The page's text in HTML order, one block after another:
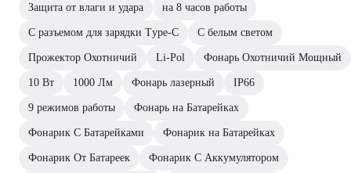
Защита от влаги и удара на 8 часов работы
С разъемом для зарядки Тype-C С белым светом
Прожектор Охотничий Li-Pol Фонарь Охотничий Мощный
10 Вт 1000 Лм Фонарь лазерный IP66
9 режимов работы Фонарь на Батарейках
Фонарик С Батарейками Фонарик на Батарейках
Фонарик От Батареек Фонарик С Аккумулятором